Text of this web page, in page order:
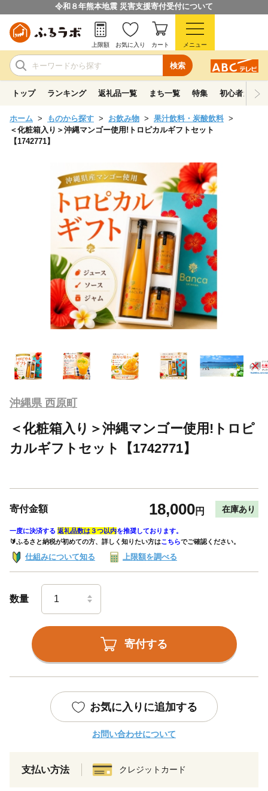
令和８年熊本地震 災害支援寄付受付について
検索
上限額 お気に入り カート メニュー
トップ ランキング 返礼品一覧 まち一覧 特集 初心者ガイド
ホーム ものから探す お飲み物
果汁飲料・炭酸飲料
＜化粧箱入り＞沖縄マンゴー使用!トロピカルギフトセット
【1742771】
沖縄県 西原町
＜化粧箱入り＞沖縄マンゴー使用!トロピ
カルギフトセット【1742771】
寄付金額 18,000円 在庫あり
一度に決済する 返礼品数は３つ以内を推奨しております。
🔰ふるさと納税が初めての方、詳しく知りたい方はこちらでご確認ください。
仕組みについて知る 上限額を調べる
数量
寄付する
お気に入りに追加する
お問い合わせについて
支払い方法 クレジットカード